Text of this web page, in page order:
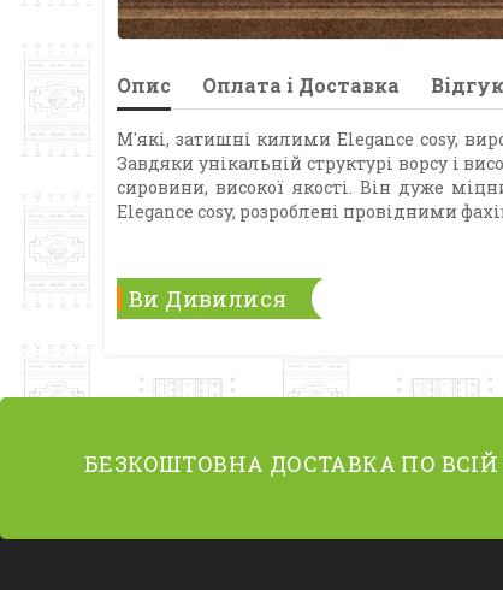
Опис Оплата і Доставка
М'які, затишні килими Elegance cosy,
Завдяки унікальній структурі ворсу і
сировини, високої якості. Він дуже
Elegance cosy, розроблені провідними
Ви Дивилися
БЕЗКОШТОВНА ДОСТАВКА ПО ВСІЙ